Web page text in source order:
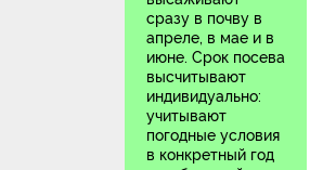
сразу в почву в
апреле, в мае и в
июне. Срок посева
высчитывают
индивидуально:
учитывают
погодные условия
в конкретный год